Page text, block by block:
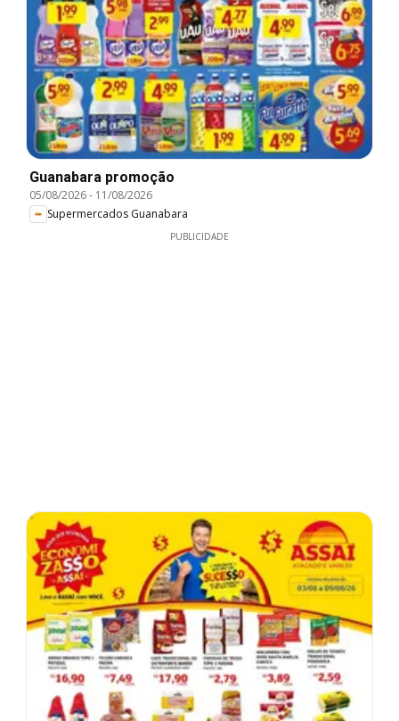
Guanabara promoção
05/08/2026- 11/08/2026
Supermercados Guanabara
PUBLICIDADE